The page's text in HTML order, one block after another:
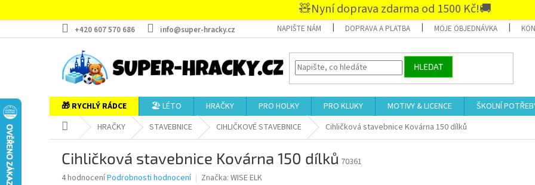
🧸Nyní doprava zdarma od 1500 Kč!🚚
+420 607 570 686 info@super-hracky.cz NAPIŠTE NÁM DOPRAVA A PLATBA MOJE OBJEDNÁVKA
HLEDAT
🎁 RYCHLÝ RÁDCE 🏖️ LÉTO HRAČKY PRO HOLKY PRO KLUKY MOTIVY & LICENCE ŠKOLNÍ
Domů HRAČKY STAVEBNICE CIHLIČKOVÉ STAVEBNICE Cihličková stavebnice Kovárna 150 dílků
Cihličková stavebnice Kovárna 150 dílků 70361
Průměrné
4 hodnoceníPodrobnosti hodnocení Značka: WISE ELK